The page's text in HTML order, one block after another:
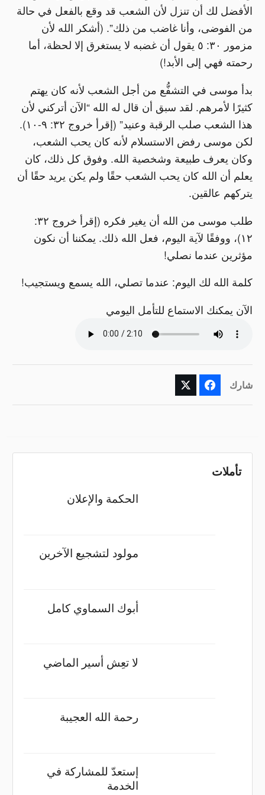
الأفضل لك أن تنزل لأن الشعب قد وقع بالفعل في حالة
من الفوضى، وأنا غاضب من ذلك”. (أشكر الله لأن
مزمور ٣٠: ٥ يقول أن غضبه لا يستغرق إلا لحظة، أما
رحمته فهي إلى الأبد!)
بدأ موسى في التشفُّع من أجل الشعب لأنه كان يهتم
كثيرًا لأمرهم. لقد سبق أن قال له الله “الآن أتركني لأن
هذا الشعب صلب الرقبة وعنيد” (إقرأ خروج ٣٢: ٩-١٠).
لكن موسى رفض الاستسلام لأنه كان يحب الشعب،
وكان يعرف طبيعة وشخصية الله. وفوق كل ذلك، كان
يعلم أن الله كان يحب الشعب حقًا ولم يكن يريد حقًا أن
يتركهم عالقين.
طلب موسى من الله أن يغير فكره (إقرأ خروج ٣٢:
١٢)، ووفقًا لآية اليوم، فعل الله ذلك. يمكننا أن نكون
مؤثرين عندما نصلي!
كلمة الله لك اليوم: عندما تصلي، الله يسمع ويستجيب!
الآن يمكنك الاستماع للتأمل اليومي
شارك
تأملات
الحكمة والإعلان
مولود لتشجيع الآخرين
أبوك السماوي كامل
لا تعِش أسير الماضي
رحمة الله العجيبة
إستعدّ للمشاركة في
الخدمة